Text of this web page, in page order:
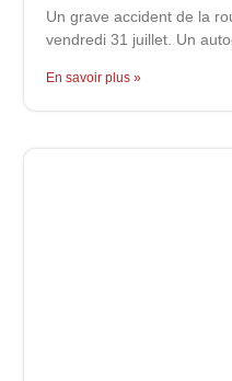
Un grave accident de la
vendredi 31 juillet. Un
En savoir plus »